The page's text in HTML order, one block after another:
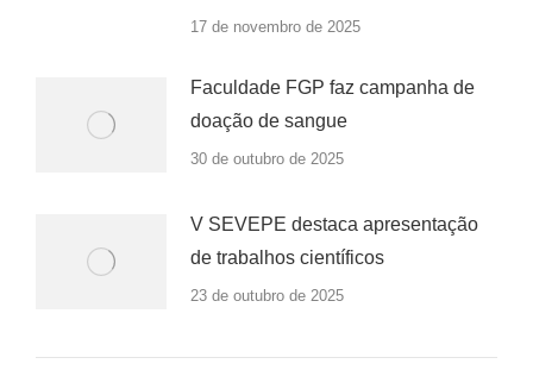
17 de novembro de 2025
Faculdade FGP faz campanha de
doação de sangue
30 de outubro de 2025
V SEVEPE destaca apresentação
de trabalhos científicos
23 de outubro de 2025